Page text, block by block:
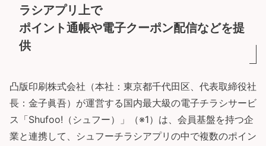
ラシアプリ上で
ポイント通帳や電子クーポン配信などを提
供
凸版印刷株式会社（本社：東京都千代田区、代表取締役社
長：金子眞吾）が運営する国内最大級の電子チラシサービ
ス「Shufoo!（シュフー）」（※1）は、会員基盤を持つ企
業と連携して、シュフーチラシアプリの中で複数のポイン